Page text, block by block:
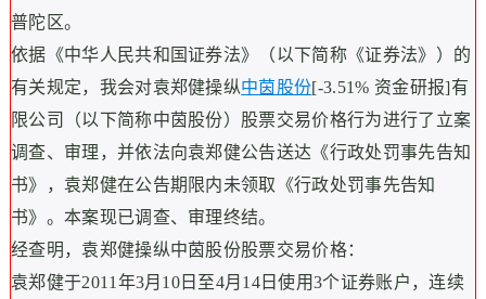
普陀区。
依据《中华人民共和国证券法》（以下简称《证券法》）的
有关规定，我会对袁郑健操纵中茵股份[-3.51% 资金研报]有
限公司（以下简称中茵股份）股票交易价格行为进行了立案
调查、审理，并依法向袁郑健公告送达《行政处罚事先告知
书》，袁郑健在公告期限内未领取《行政处罚事先告知
书》。本案现已调查、审理终结。
经查明，袁郑健操纵中茵股份股票交易价格：
袁郑健于2011年3月10日至4月14日使用3个证券账户，连续